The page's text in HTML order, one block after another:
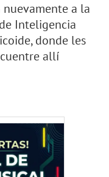
a la
Inteligencia
donde les
allí